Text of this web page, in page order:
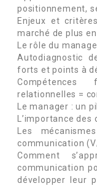
positionnement,
Enjeux et
marché de plus
Le rôle du
Autodiagnostic
forts et points à
Compétences
relationnelles =
Le manager : un
L’importance
Les
communication
Comment
communication
développer leur